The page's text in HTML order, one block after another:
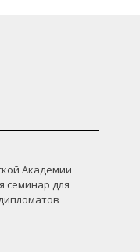
Академии
семинар для